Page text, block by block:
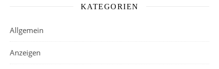
KATEGORIEN
Allgemein
Anzeigen